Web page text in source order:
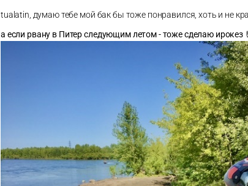
tualatin, думаю тебе мой бак бы тоже понравился, хоть и не
а если рвану в Питер следующим летом - тоже сделаю ирокез